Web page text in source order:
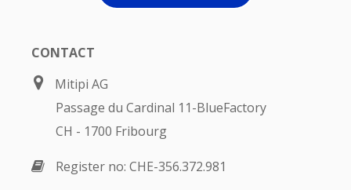
CONTACT
Mitipi AG
Passage du Cardinal 11-BlueFactory
CH - 1700 Fribourg
Register no: CHE-356.372.981